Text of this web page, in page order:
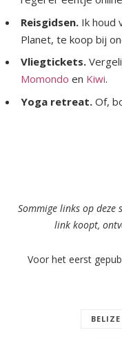
Reisgidsen. Ik houd
Planet, te koop bij
Vliegtickets.
Momondo en Kiwi.
Yoga retreat. Of,
Sommige links op deze
link koopt,
Voor het eerst
BELIZE